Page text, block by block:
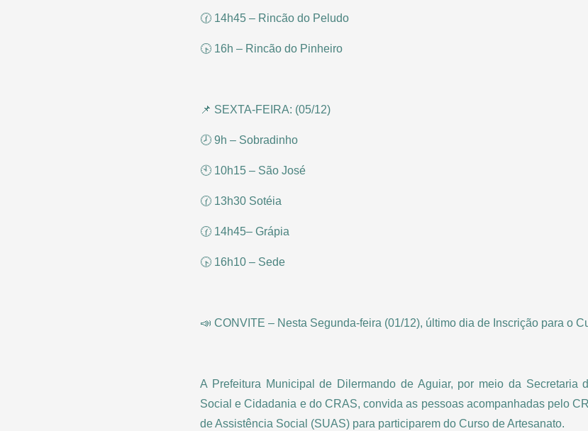
🕜 14h45 – Rincão do Peludo
🕟 16h – Rincão do Pinheiro
📌 SEXTA-FEIRA: (05/12)
🕗 9h – Sobradinho
🕙 10h15 – São José
🕜 13h30 Sotéia
🕜 14h45– Grápia
🕟 16h10 – Sede
📣 CONVITE – Nesta Segunda-feira (01/12), último dia de Inscrição para o
A Prefeitura Municipal de Dilermando de Aguiar, por meio da Secretaria
Social e Cidadania e do CRAS, convida as pessoas acompanhadas pelo
de Assistência Social (SUAS) para participarem do Curso de Artesanato.